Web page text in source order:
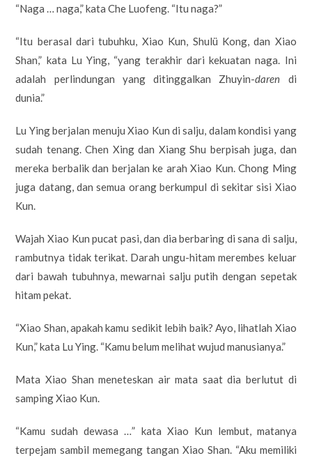
“Naga … naga,” kata Che Luofeng. “Itu naga?”
“Itu berasal dari tubuhku, Xiao Kun, Shulü Kong, dan Xiao
Shan,” kata Lu Ying, “yang terakhir dari kekuatan naga. Ini
adalah perlindungan yang ditinggalkan Zhuyin-daren di
dunia.”
Lu Ying berjalan menuju Xiao Kun di salju, dalam kondisi yang
sudah tenang. Chen Xing dan Xiang Shu berpisah juga, dan
mereka berbalik dan berjalan ke arah Xiao Kun. Chong Ming
juga datang, dan semua orang berkumpul di sekitar sisi Xiao
Kun.
Wajah Xiao Kun pucat pasi, dan dia berbaring di sana di salju,
rambutnya tidak terikat. Darah ungu-hitam merembes keluar
dari bawah tubuhnya, mewarnai salju putih dengan sepetak
hitam pekat.
“Xiao Shan, apakah kamu sedikit lebih baik? Ayo, lihatlah Xiao
Kun,” kata Lu Ying. “Kamu belum melihat wujud manusianya.”
Mata Xiao Shan meneteskan air mata saat dia berlutut di
samping Xiao Kun.
“Kamu sudah dewasa …” kata Xiao Kun lembut, matanya
terpejam sambil memegang tangan Xiao Shan. “Aku memiliki